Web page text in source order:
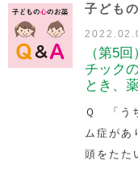
子ども
（第5
チック
とき、
Ｑ 「う
ム症があ
頭をたた